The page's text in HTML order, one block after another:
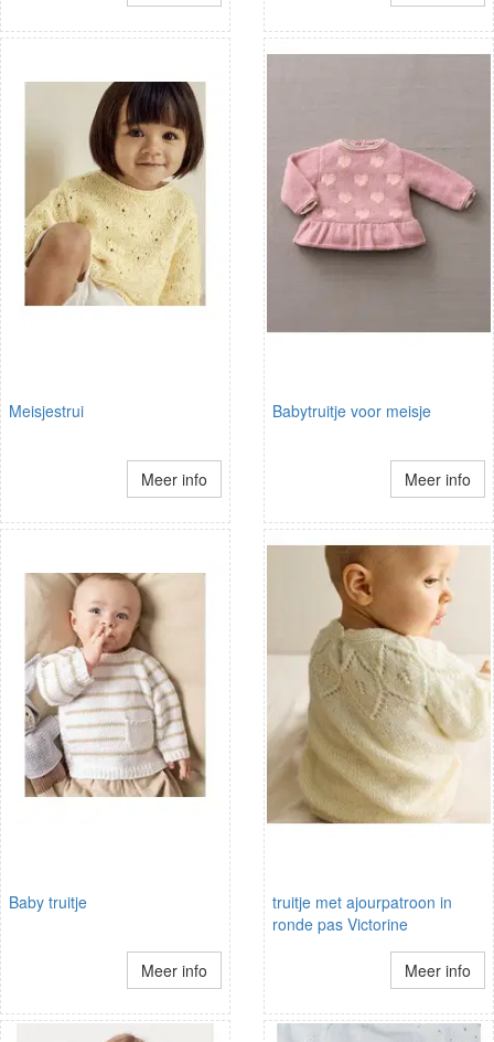
Meisjestrui
Meer info
Babytruitje voor meisje
Meer info
Baby truitje
Meer info
truitje met ajourpatroon in
ronde pas Victorine
Meer info